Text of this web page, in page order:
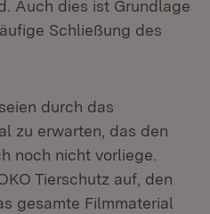
Auch dies ist Grundlage
Schließung des
durch das
zu erwarten, das den
noch nicht vorliege.
Tierschutz auf, den
gesamte Filmmaterial